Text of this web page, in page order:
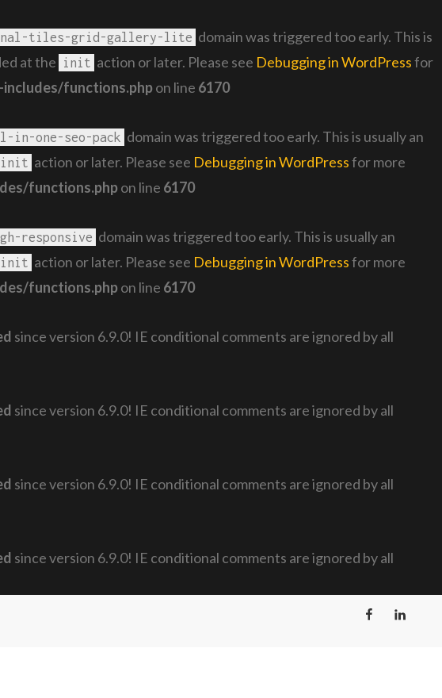
tiles-grid-gallery-lite domain was triggered too early. This is
at the
init action or later. Please see Debugging in WordPressfor
functions.phpon line 6170
in-one-seo-pack domain was triggered too early. This is usually an
init action or later. Please see Debugging in WordPressfor more
functions.phpon line 6170
responsive domain was triggered too early. This is usually an
init action or later. Please see Debugging in WordPressfor more
functions.phpon line 6170
since version 6.9.0! IE conditional comments are ignored by all
since version 6.9.0! IE conditional comments are ignored by all
since version 6.9.0! IE conditional comments are ignored by all
since version 6.9.0! IE conditional comments are ignored by all
FacebookLinkedIn